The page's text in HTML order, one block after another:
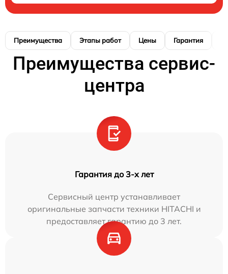
Преимущества Этапы работ Цены Гарантия
Преимущества сервис-
центра
Гарантия до 3-х лет
Сервисный центр устанавливает
оригинальные запчасти техники HITACHI и
предоставляет гарантию до 3 лет.